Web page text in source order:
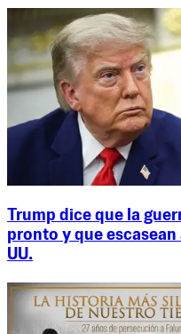
Trump dice que la
pronto y que escasean
UU.